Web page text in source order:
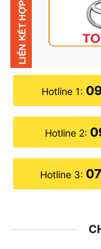
Hotline 1:
Hotline 2:
Hotline 3: